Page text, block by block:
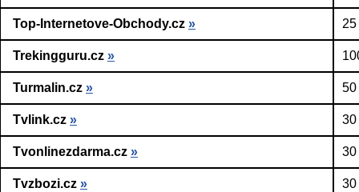
Top-Internetove-Obchody.cz »
Trekingguru.cz »
Turmalin.cz » 50
Tvlink.cz » 30
Tvonlinezdarma.cz » 30
Tvzbozi.cz » 30